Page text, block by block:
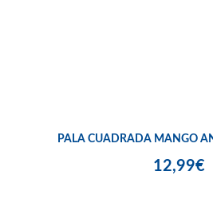
PALA CUADRADA MANGO
12,99€